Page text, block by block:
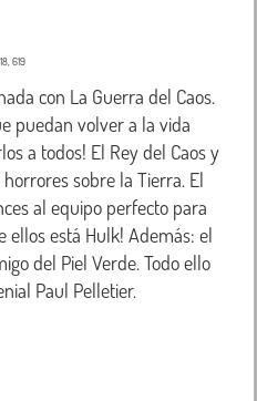
619
con La Guerra del Caos.
puedan volver a la vida
a todos! El Rey del Caos y
sobre la Tierra. El
al equipo perfecto para
ellos está Hulk! Además: el
del Piel Verde. Todo ello
Paul Pelletier.